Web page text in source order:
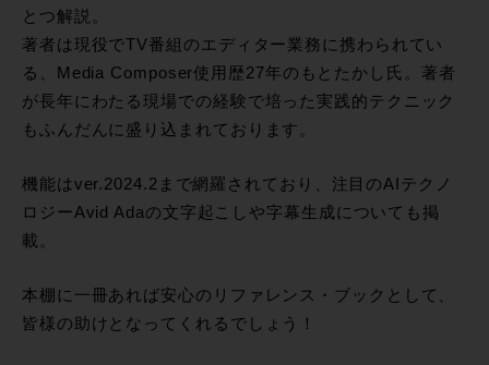
とつ解説。
著者は現役でTV番組のエディター業務に携わられてい
る、Media Composer使用歴27年のもとたかし氏。著者
が長年にわたる現場での経験で培った実践的テクニック
もふんだんに盛り込まれております。
機能はver.2024.2まで網羅されており、注目のAIテクノ
ロジーAvid Adaの文字起こしや字幕生成についても掲
載。
本棚に一冊あれば安心のリファレンス・ブックとして、
皆様の助けとなってくれるでしょう！